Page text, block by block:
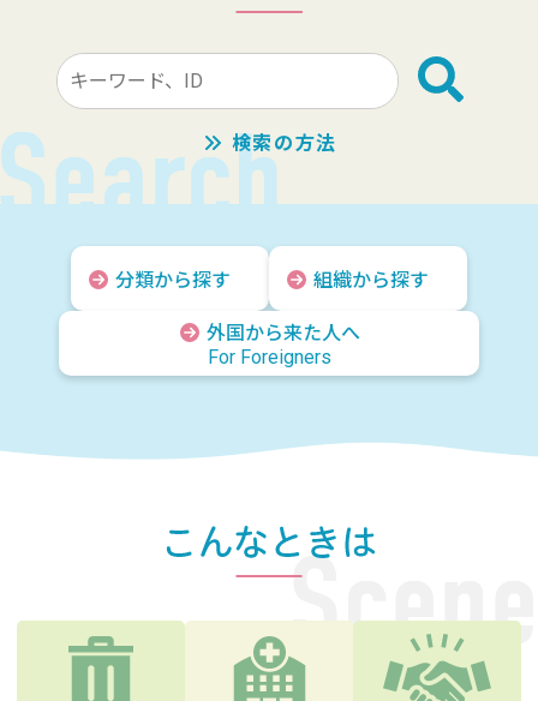
検
索
ー
ワ
検索の方法
分類から探す 組織から探す
外国から来た人へ
For Foreigners